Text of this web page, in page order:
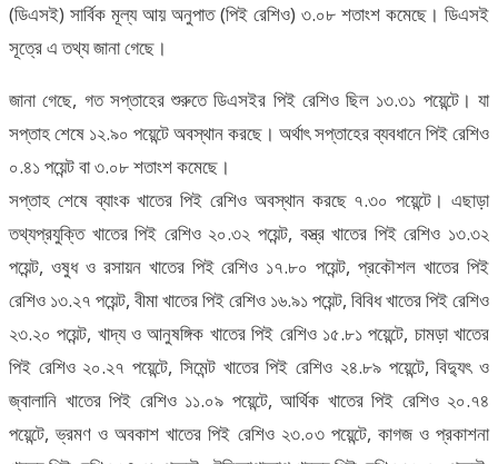
(ডিএসই) সার্বিক মূল্য আয় অনুপাত (পিই রেশিও) ৩.০৮ শতাংশ কমেছে। ডিএসই
সূত্রে এ তথ্য জানা গেছে।
জানা গেছে, গত সপ্তাহের শুরুতে ডিএসইর পিই রেশিও ছিল ১৩.৩১ পয়েন্টে। যা
সপ্তাহ শেষে ১২.৯০ পয়েন্টে অবস্থান করছে। অর্থাৎ সপ্তাহের ব্যবধানে পিই রেশিও
০.৪১ পয়েন্ট বা ৩.০৮ শতাংশ কমেছে।
সপ্তাহ শেষে ব্যাংক খাতের পিই রেশিও অবস্থান করছে ৭.৩০ পয়েন্টে। এছাড়া
তথ্যপ্রযুক্তি খাতের পিই রেশিও ২০.৩২ পয়েন্ট, বস্ত্র খাতের পিই রেশিও ১৩.৩২
পয়েন্ট, ওষুধ ও রসায়ন খাতের পিই রেশিও ১৭.৮০ পয়েন্ট, প্রকৌশল খাতের পিই
রেশিও ১৩.২৭ পয়েন্ট, বীমা খাতের পিই রেশিও ১৬.৯১ পয়েন্ট, বিবিধ খাতের পিই রেশিও
২৩.২০ পয়েন্ট, খাদ্য ও আনুষঙ্গিক খাতের পিই রেশিও ১৫.৮১ পয়েন্টে, চামড়া খাতের
পিই রেশিও ২০.২৭ পয়েন্টে, সিমেন্ট খাতের পিই রেশিও ২৪.৮৯ পয়েন্টে, বিদ্যুৎ ও
জ্বালানি খাতের পিই রেশিও ১১.০৯ পয়েন্টে, আর্থিক খাতের পিই রেশিও ২০.৭৪
পয়েন্টে, ভ্রমণ ও অবকাশ খাতের পিই রেশিও ২৩.০৩ পয়েন্টে, কাগজ ও প্রকাশনা